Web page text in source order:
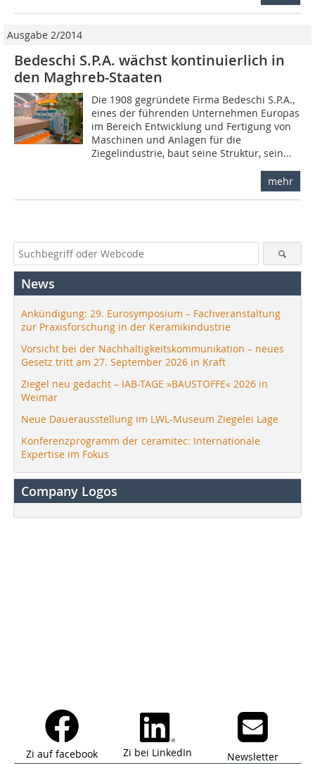
Ausgabe 2/2014
Bedeschi S.P.A. wächst kontinuierlich in
den Maghreb-Staaten
Die 1908 gegründete Firma Bedeschi S.P.A.,
eines der führenden Unternehmen Europas
im Bereich Entwicklung und Fertigung von
Maschinen und Anlagen für die
Ziegelindustrie, baut seine Struktur, sein...
mehr
News
Ankündigung: 29. Eurosymposium – Fachveranstaltung
zur Praxisforschung in der Keramikindustrie
Vorsicht bei der Nachhaltigkeitskommunikation – neues
Gesetz tritt am 27. September 2026 in Kraft
Ziegel neu gedacht – IAB-TAGE »BAUSTOFFE« 2026 in
Weimar
Neue Dauerausstellung im LWL-Museum Ziegelei Lage
Konferenzprogramm der ceramitec: Internationale
Expertise im Fokus
Company Logos
Zi auf facebook Zi bei LinkedIn Newsletter